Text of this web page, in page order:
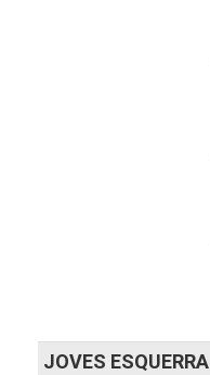
JOVES ESQUERRA